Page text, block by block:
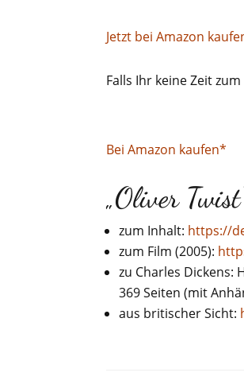
Jetzt bei Amazon
Falls Ihr keine Zeit
Bei Amazon kaufen*
„Oliver
zum Inhalt: https://
zum Film (2005):
zu Charles Dickens:
369 Seiten (mit
aus britischer Sicht: